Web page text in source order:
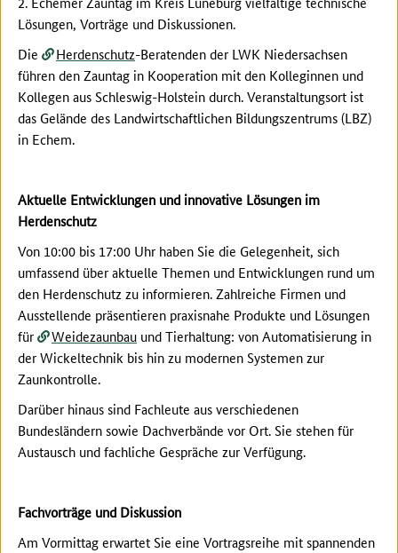
Lösungen, Vorträge und Diskussionen.
Die
Herdenschutz-Beratenden der LWK Niedersachsen
führen den Zauntag in Kooperation mit den Kolleginnen und
Kollegen aus Schleswig-Holstein durch. Veranstaltungsort ist
das Gelände des Landwirtschaftlichen Bildungszentrums (LBZ)
in Echem.
Aktuelle Entwicklungen und innovative Lösungen im
Herdenschutz
Von 10:00 bis 17:00 Uhr haben Sie die Gelegenheit, sich
umfassend über aktuelle Themen und Entwicklungen rund um
den Herdenschutz zu informieren. Zahlreiche Firmen und
Ausstellende präsentieren praxisnahe Produkte und Lösungen
für
Weidezaunbau und Tierhaltung: von Automatisierung in
der Wickeltechnik bis hin zu modernen Systemen zur
Zaunkontrolle.
Darüber hinaus sind Fachleute aus verschiedenen
Bundesländern sowie Dachverbände vor Ort. Sie stehen für
Austausch und fachliche Gespräche zur Verfügung.
Fachvorträge und Diskussion
Am Vormittag erwartet Sie eine Vortragsreihe mit spannenden